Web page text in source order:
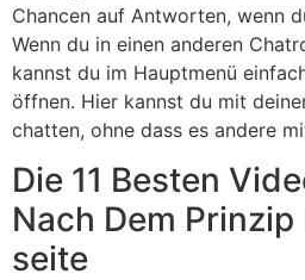
Chancen auf Antworten, wenn
Wenn du in einen anderen
kannst du im Hauptmenü
öffnen. Hier kannst du mit
chatten, ohne dass es andere
Die 11 Besten
Nach Dem
seite